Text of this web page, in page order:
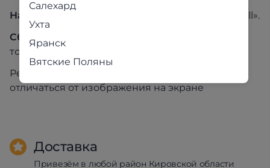
Направляющие:
Роликовые, «Boyard» / «Marshall».
Сборка:
только как на фото).
Реальный цвет товара может незначительно
отличаться от изображения на экране
Доставка
Привезём в любой район Кировской области
Салехард
Ухта
Яранск
Вятские Поляны